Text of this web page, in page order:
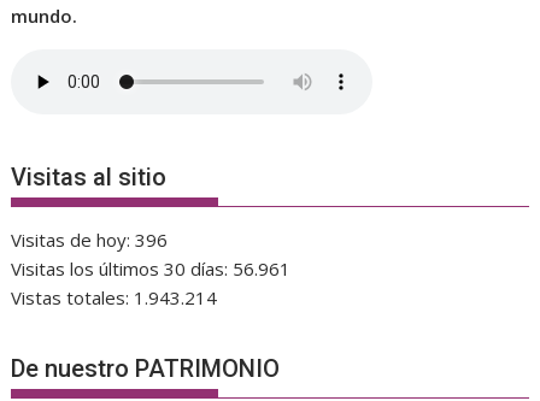
mundo.
Visitas al sitio
Visitas de hoy:396
Visitas los últimos 30 días: 56.961
Vistas totales: 1.943.214
De nuestro PATRIMONIO